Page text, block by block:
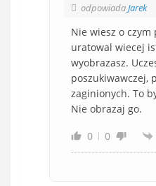
odpowiadaJarek
Nie wiesz o czym
uratowal wiecej
wyobrazasz.
poszukiwawczej,
zaginionych. To
Nie obrazaj go.
0 0